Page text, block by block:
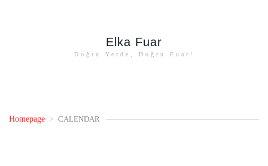
Elka Fuar
Doğru Yerde, Doğru Fuar!
Homepage > CALENDAR